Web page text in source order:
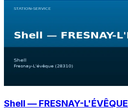
Shell — FRESNAY-L'ÉVÊQUE